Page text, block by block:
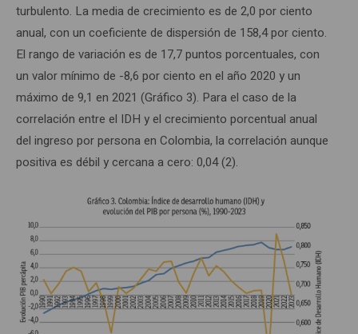
turbulento. La media de crecimiento es de 2,0 por ciento
anual, con un coeficiente de dispersión de 158,4 por ciento.
El rango de variación es de 17,7 puntos porcentuales, con
un valor mínimo de -8,6 por ciento en el año 2020 y un
máximo de 9,1 en 2021 (Gráfico 3). Para el caso de la
correlación entre el IDH y el crecimiento porcentual anual
del ingreso por persona en Colombia, la correlación aunque
positiva es débil y cercana a cero: 0,04 (2).